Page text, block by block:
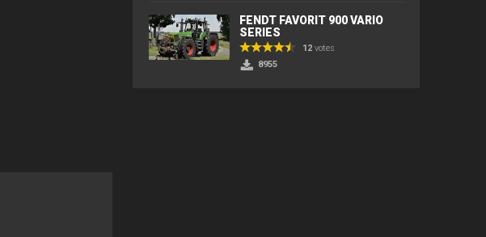
FENDT FAVORIT 900 VARIO
SERIES
12 votes
8955